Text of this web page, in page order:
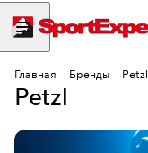
Главная Бренды Petzl
Petzl